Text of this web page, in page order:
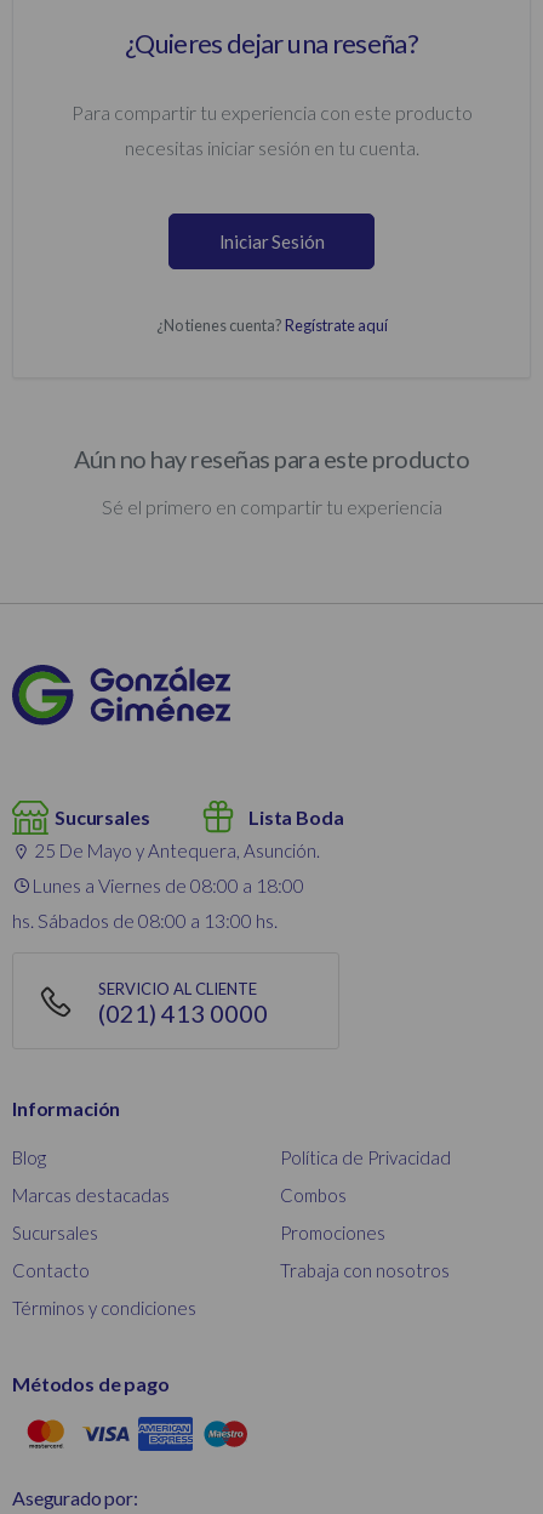
¿Quieres dejar una reseña?
Para compartir tu experiencia con este producto
necesitas iniciar sesión en tu cuenta.
Iniciar Sesión
¿No tienes cuenta? Regístrate aquí
Aún no hay reseñas para este producto
Sé el primero en compartir tu experiencia
Sucursales Lista Boda
25 De Mayo y Antequera, Asunción.
Lunes a Viernes de 08:00 a 18:00
hs. Sábados de 08:00 a 13:00 hs.
SERVICIO AL CLIENTE
(021) 413 0000
Información
Blog
Marcas destacadas
Sucursales
Contacto
Términos y condiciones
Política de Privacidad
Combos
Promociones
Trabaja con nosotros
Métodos de pago
Asegurado por: